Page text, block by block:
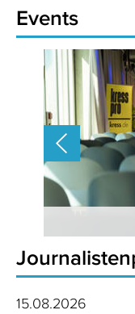
Events
15.08.2026